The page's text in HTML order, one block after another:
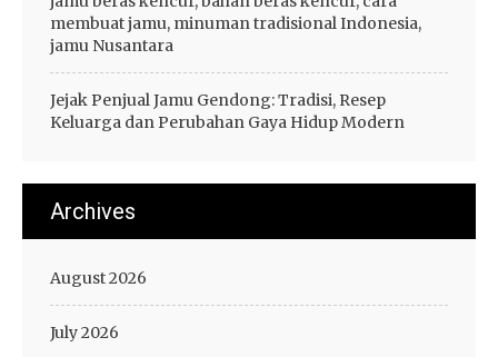
membuat jamu, minuman tradisional Indonesia,
jamu Nusantara
Jejak Penjual Jamu Gendong: Tradisi, Resep
Keluarga dan Perubahan Gaya Hidup Modern
Archives
August 2026
July 2026